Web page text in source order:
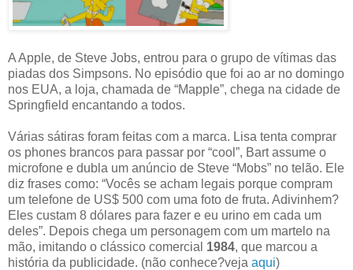
A Apple, de Steve Jobs, entrou para o grupo de vítimas das
piadas dos Simpsons. No episódio que foi ao ar no domingo
nos EUA, a loja, chamada de “Mapple”, chega na cidade de
Springfield encantando a todos.
Várias sátiras foram feitas com a marca. Lisa tenta comprar
os phones brancos para passar por “cool”, Bart assume o
microfone e dubla um anúncio de Steve “Mobs” no telão. Ele
diz frases como: “Vocês se acham legais porque compram
um telefone de US$ 500 com uma foto de fruta. Adivinhem?
Eles custam 8 dólares para fazer e eu urino em cada um
deles”. Depois chega um personagem com um martelo na
mão, imitando o clássico comercial 1984, que marcou a
história da publicidade. (não conhece?veja aqui)